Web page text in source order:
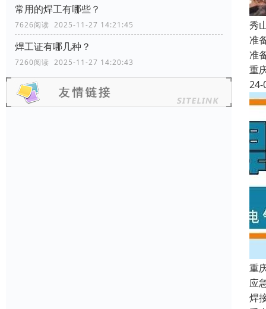
常用的焊工有哪些？
7626阅读 2025-11-27 14:21:45
焊工证有哪几种？
7260阅读 2025-11-27 14:20:43
秀
准
准
重
24-
重
应
焊